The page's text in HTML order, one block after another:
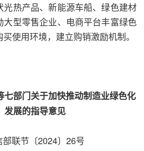
光热产品、新能源车船、绿色建材
大型零售企业、电商平台丰富绿色
使用环境，建立购销激励机制。
七部门关于加快推动制造业绿色化
发展的指导意见
部联节〔2024〕26号